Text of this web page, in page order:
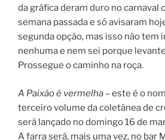
da gráfica deram duro no carnaval
semana passada e só avisaram
segunda opção, mas isso não tem
nenhuma e nem sei porque
Prossegue o caminho na roça.
A Paixão é vermelha –este é o
terceiro volume da coletânea de
será lançado no domingo 16 de
A farra será, mais uma vez, no bar